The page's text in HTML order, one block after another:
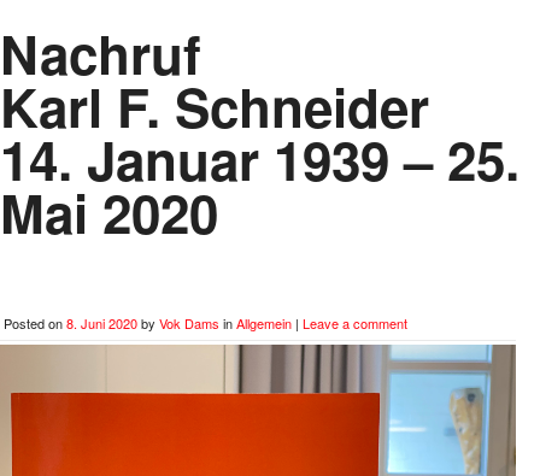
Nachruf
Karl F. Schneider
14. Januar 1939 – 25.
Mai 2020
Posted on8. Juni 2020by Vok Dams inAllgemein | Leave a comment